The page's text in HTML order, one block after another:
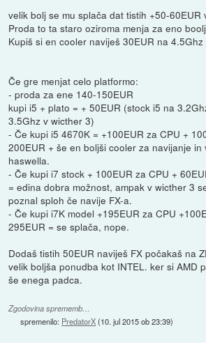
velik bolj se mu splača dat tistih +50-60EUR
Proda to ta staro oziroma menja za eno
Kupiš si en cooler naviješ 30EUR na
Če gre menjat celo platformo:
- proda za ene 140-150EUR
kupi i5 + plato = + 50EUR (stock i5 na
3.5Ghz v wicther 3)
- Če kupi i5 4670K = +100EUR za CPU +
200EUR + še en boljši cooler za navijanje
haswella.
- Če kupi i7 stock + 100EUR za CPU +
= edina dobra možnost, ampak v wicther 3
poznal sploh če navije FX-a.
- Če kupi i7K model +195EUR za CPU
295EUR = se splača, nope.
Dodaš tistih 50EUR naviješ FX počakaš na
velik boljša ponudba kot INTEL. ker si AMD
še enega padca.
Zgodovina sprememb…
spremenilo: PredatorX(10. jul 2015 ob 23:39)